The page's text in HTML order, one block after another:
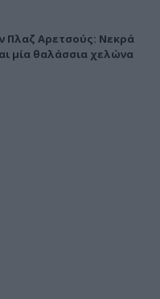
Πλαζ Αρετσούς: Νεκρά
μία θαλάσσια χελώνα